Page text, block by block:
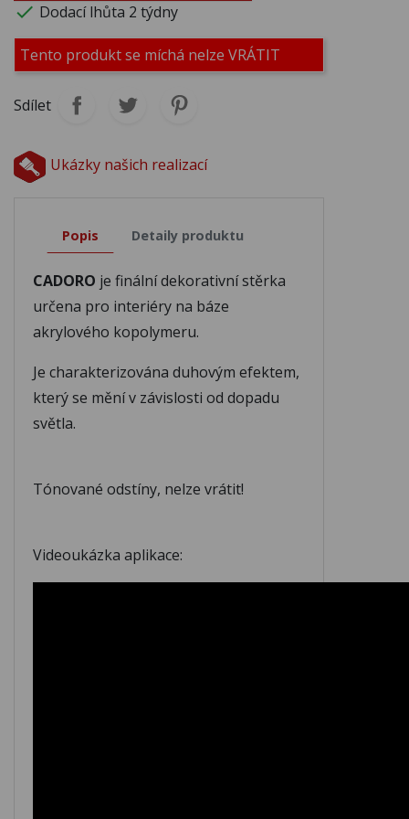
M419 M420 M421
M422 M423 M424
M425 M426 M427
M429 M430
M431 M432 M433
M434 M435 M436
M437
M440 M441 M442
M443 M444
 Dodací lhůta 2 týdny
Tento produkt se míchá nelze VRÁTIT
Sdílet
Ukázky našich realizací
Popis Detaily produktu
CADORO je finální dekorativní stěrka
určena pro interiéry na báze
akrylového kopolymeru.
Je charakterizována duhovým efektem,
který se mění v závislosti od dopadu
světla.
Tónované odstíny, nelze vrátit!
Videoukázka aplikace: